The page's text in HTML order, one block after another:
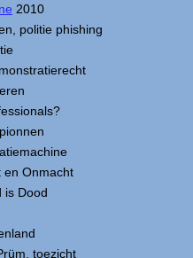
2010
politie phishing
en Onmacht
is Dood
toezicht